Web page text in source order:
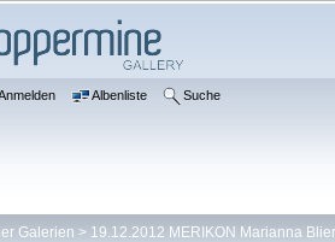
Albenliste Suche
Galerien > 19.12.2012 MERIKON Marianna Blier